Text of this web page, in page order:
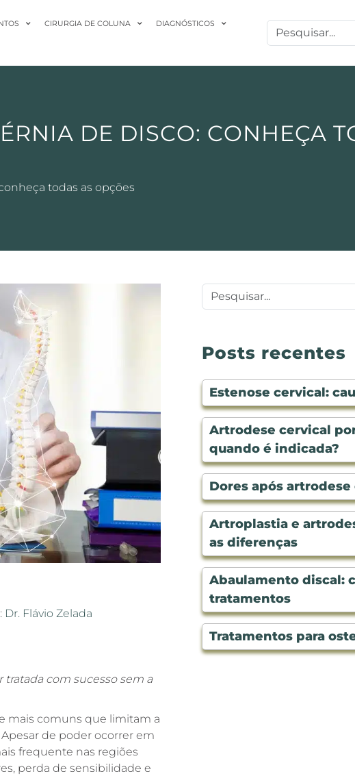
CIRURGIA DE COLUNA DIAGNÓSTICOS
DE DISCO: CONHEÇA
todas as opções
Dr. Flávio Zelada
tratada com sucesso sem a
mais comuns que limitam a
de poder ocorrer em
frequente nas regiões
perda de sensibilidade e
Posts recentes
Estenose cervical:
Artrodese cervical
quando é indicada?
Dores após
Artroplastia e
as diferenças
Abaulamento discal:
tratamentos
Tratamentos para